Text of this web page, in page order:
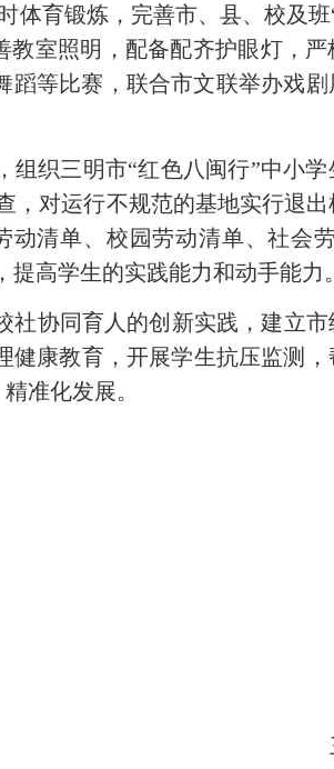
体育锻炼，完善市、县、校及班
教室照明 ，配备配齐护眼灯，
蹈等比赛， 联合市文联举办戏
组织三明市“红色八闽行”中小
，对运行不规范的基地实行退
动清单、校园劳动清单、社会
提高学生的实践能力和动手能力。
社协同育人的创新实践，建立市
健康教育，开展学生抗压监测
准化发展。